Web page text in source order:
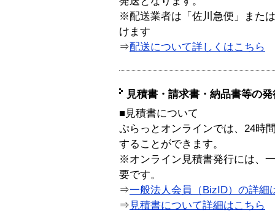
※配送業者は「佐川急便」また
けます
⇒配送について詳しくはこちら
見積書・請求書・納品書等の
■見積書について
ぷらっとオンラインでは、24時
することができます。
※オンライン見積書発行には、
要です。
⇒一般法人会員（BizID）の詳細
⇒ 見積書について詳細はこちら